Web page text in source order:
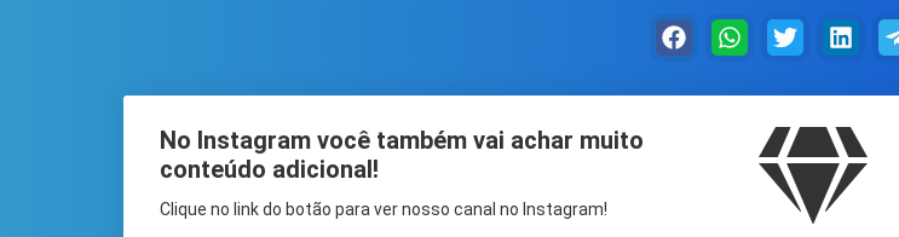
No Instagram você também vai achar muito
conteúdo adicional!
Clique no link do botão para ver nosso canal no Instagram!